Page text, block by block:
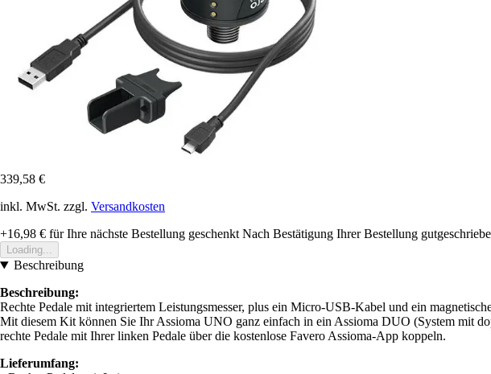
339,58 €
inkl. MwSt. zzgl. Versandkosten
+16,98 € für Ihre nächste Bestellung geschenkt Nach Bestätigung Ihrer Bestellung
Loading...
Beschreibung
Beschreibung:
Rechte Pedale mit integriertem Leistungsmesser, plus ein Micro-USB-Kabel und ein
Mit diesem Kit können Sie Ihr Assioma UNO ganz einfach in ein Assioma DUO (System mit
rechte Pedale mit Ihrer linken Pedale über die kostenlose Favero Assioma-App koppeln.
Lieferumfang: